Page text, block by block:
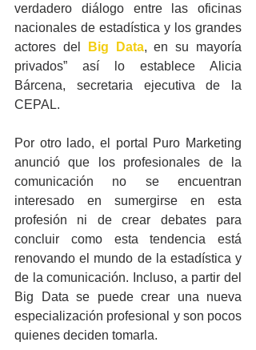
verdadero diálogo entre las oficinas
nacionales de estadística y los grandes
actores del
Big Data, en su mayoría
privados” así lo establece Alicia
Bárcena, secretaria ejecutiva de la
CEPAL.
Por otro lado, el portal Puro Marketing
anunció que los profesionales de la
comunicación no se encuentran
interesado en sumergirse en esta
profesión ni de crear debates para
concluir como esta tendencia está
renovando el mundo de la estadística y
de la comunicación. Incluso, a partir del
Big Data se puede crear una nueva
especialización profesional y son pocos
quienes deciden tomarla.